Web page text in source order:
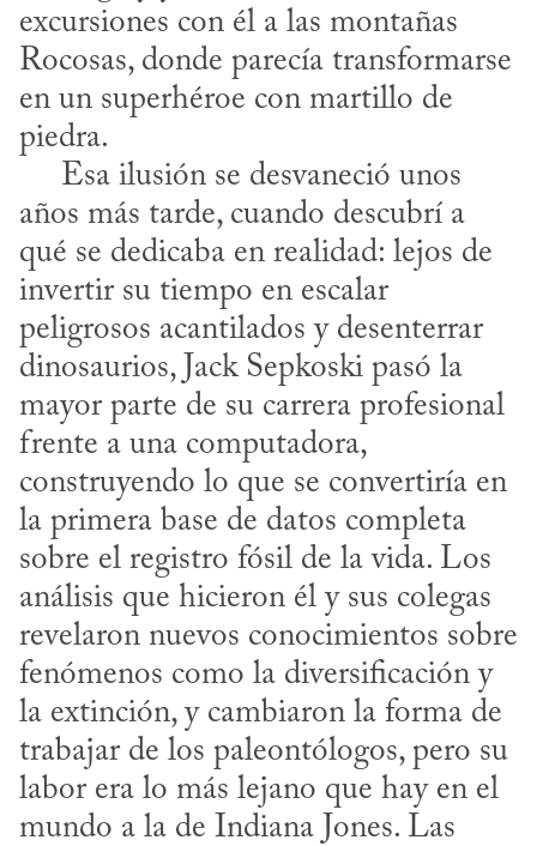
excursiones con él a las montañas
Rocosas, donde parecía transformarse
en un superhéroe con martillo de
piedra.
años más tarde, cuando descubrí a
qué se dedicaba en realidad: lejos de
invertir su tiempo en escalar
peligrosos acantilados y desenterrar
dinosaurios, Jack Sepkoski pasó la
mayor parte de su carrera profesional
frente a una computadora,
construyendo lo que se convertiría en
la primera base de datos completa
sobre el registro fósil de la vida. Los
análisis que hicieron él y sus colegas
revelaron nuevos conocimientos sobre
fenómenos como la diversificación y
la extinción, y cambiaron la forma de
trabajar de los paleontólogos, pero su
labor era lo más lejano que hay en el
mundo a la de Indiana Jones. Las